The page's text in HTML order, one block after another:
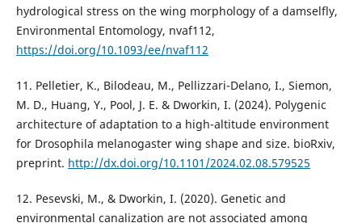
hydrological stress on the wing morphology of a damselfly,
Environmental Entomology, nvaf112,
https://doi.org/10.1093/ee/nvaf112
11. Pelletier, K., Bilodeau, M., Pellizzari-Delano, I., Siemon,
M. D., Huang, Y., Pool, J. E. & Dworkin, I. (2024). Polygenic
architecture of adaptation to a high-altitude environment
for Drosophila melanogaster wing shape and size. bioRxiv,
preprint. http://dx.doi.org/10.1101/2024.02.08.579525
12. Pesevski, M., & Dworkin, I. (2020). Genetic and
environmental canalization are not associated among